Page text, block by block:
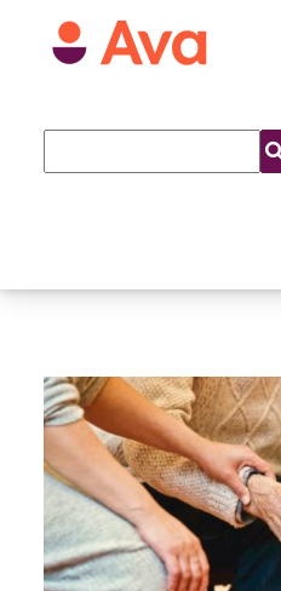
:
Nous
Loisirs et
Arts et culture
Arts, culture et